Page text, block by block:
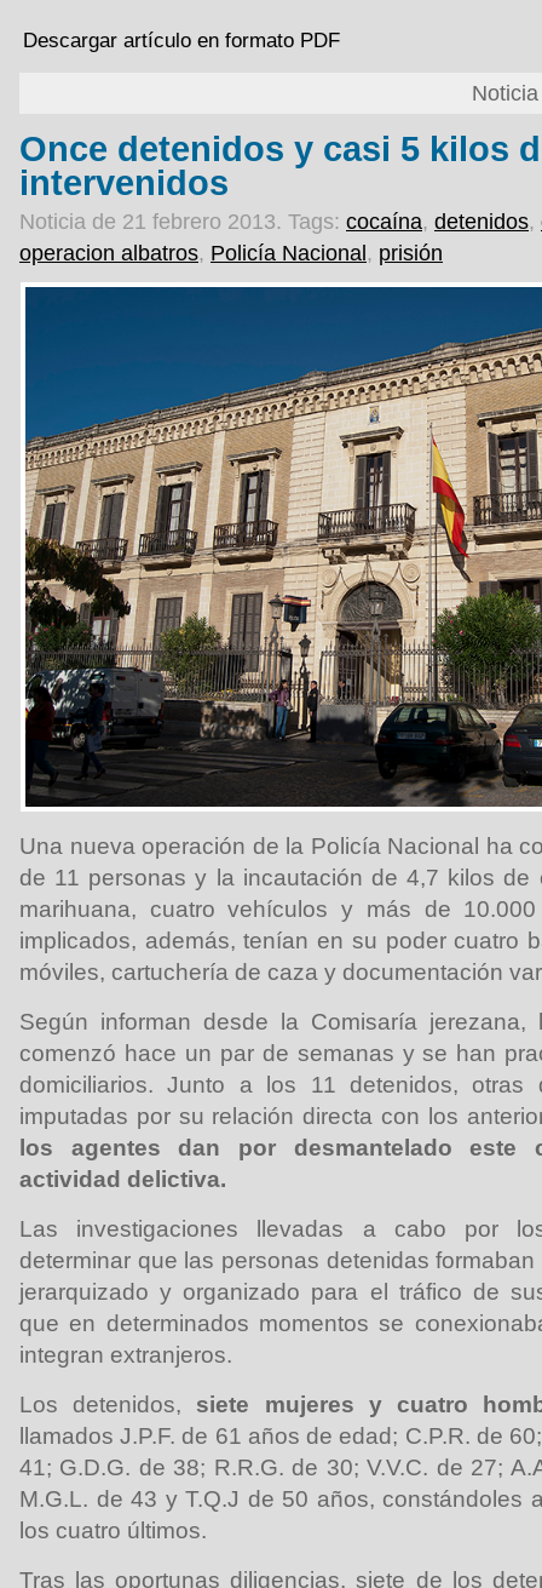
Descargar artículo en formato PDF
Once detenidos y casi 5 kilos
intervenidos
Noticia de 21 febrero 2013. Tags: cocaína, detenidos,
operacion albatros, Policía Nacional , prisión
Una nueva operación de la Policía Nacional ha
de 11 personas y la incautación de 4,7 kilos de
marihuana, cuatro vehículos y más de
implicados, además, tenían en su poder cuatro
móviles, cartuchería de caza y documentación
Según informan desde la Comisaría
comenzó hace un par de semanas y se han
domiciliarios. Junto a los 11 detenidos, otras
imputadas por su relación directa con los
los agentes dan por desmantelado este
actividad delictiva.
Las investigaciones llevadas a cabo por
determinar que las personas detenidas
jerarquizado y organizado para el tráfico de
que en determinados momentos se
integran extranjeros.
Los detenidos, siete mujeres y cuatro
llamados J.P.F. de 61 años de edad; C.P.R. de
41; G.D.G. de 38; R.R.G. de 30; V.V.C. de 27;
M.G.L. de 43 y T.Q.J de 50 años, constándoles
los cuatro últimos.
Tras las oportunas diligencias, siete de los